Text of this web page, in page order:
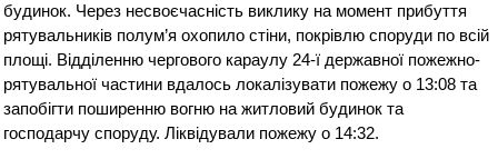
будинок. Через несвоєчасність виклику на момент прибуття
рятувальників полум’я охопило стіни, покрівлю споруди по всій
площі. Відділенню чергового караулу 24-ї державної пожежно-
рятувальної частини вдалось локалізувати пожежу о 13:08 та
запобігти поширенню вогню на житловий будинок та
господарчу споруду. Ліквідували пожежу о 14:32.